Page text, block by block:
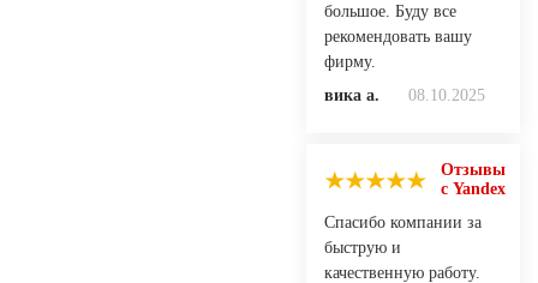
большое. Буду все
рекомендовать вашу
фирму.
вика а.
08.10.2025
Отзывы
с Yandex
Спасибо компании за
быструю и
качественную работу.